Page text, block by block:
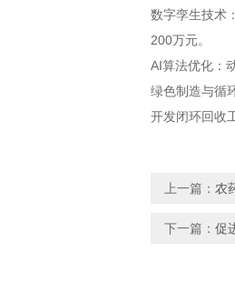
数字孪生技术
200万元。
AI算法优化：
绿色制造与循
开发闭环回收
上一篇： 农
下一篇： 促